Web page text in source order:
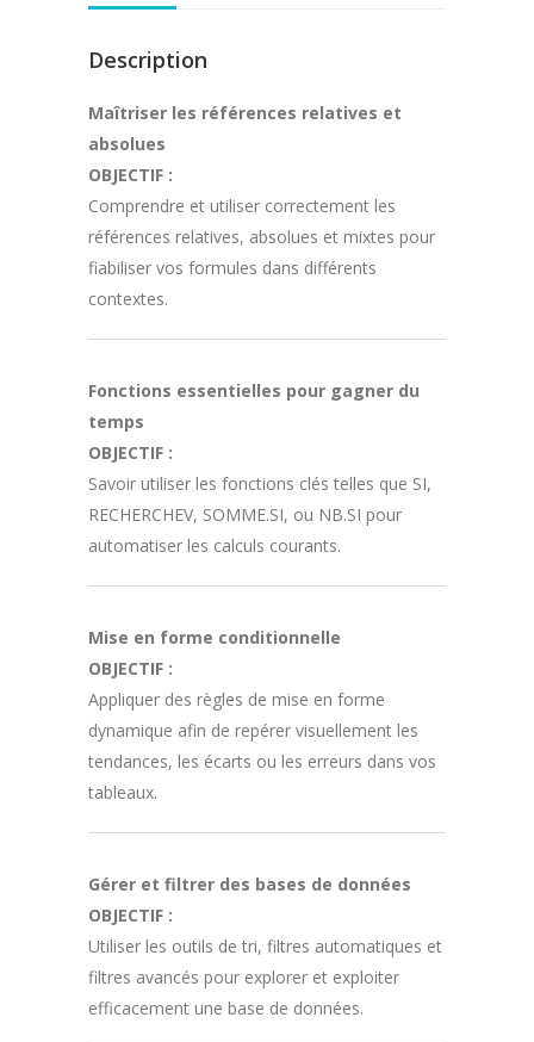
Description
Maîtriser les références relatives et
absolues
OBJECTIF :
Comprendre et utiliser correctement les
références relatives, absolues et mixtes pour
fiabiliser vos formules dans différents
contextes.
Fonctions essentielles pour gagner du
temps
OBJECTIF :
Savoir utiliser les fonctions clés telles que SI,
RECHERCHEV, SOMME.SI, ou NB.SI pour
automatiser les calculs courants.
Mise en forme conditionnelle
OBJECTIF :
Appliquer des règles de mise en forme
dynamique afin de repérer visuellement les
tendances, les écarts ou les erreurs dans vos
tableaux.
Gérer et filtrer des bases de données
OBJECTIF :
Utiliser les outils de tri, filtres automatiques et
filtres avancés pour explorer et exploiter
efficacement une base de données.